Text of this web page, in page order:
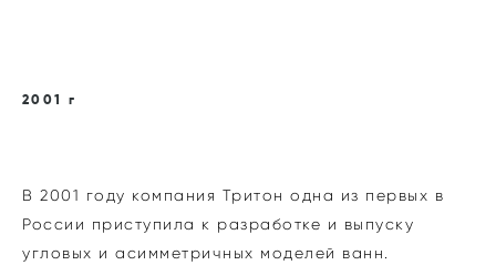
2001 г
В 2001 году компания Тритон одна из первых в
России приступила к разработке и выпуску
угловых и асимметричных моделей ванн.